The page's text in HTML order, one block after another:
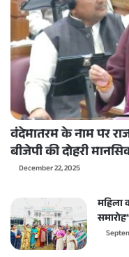
वंदेमातरम के नाम पर
बीजेपी की दोहरी
December 22, 2025
महिला